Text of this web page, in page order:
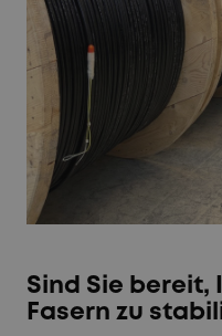
Sind Sie bereit,
Fasern zu